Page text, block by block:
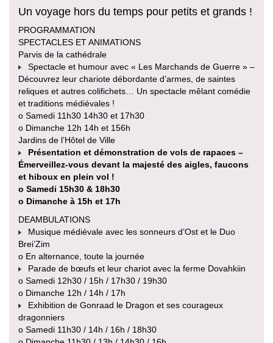
Un voyage hors du temps pour petits et grands !
PROGRAMMATION
SPECTACLES ET ANIMATIONS
Parvis de la cathédrale
Spectacle et humour avec « Les Marchands de Guerre » –
Découvrez leur chariote débordante d’armes, de saintes
reliques et autres colifichets… Un spectacle mêlant comédie
et traditions médiévales !
o Samedi 11h30 14h30 et 17h30
o Dimanche 12h 14h et 156h
Jardins de l’Hôtel de Ville
Présentation et démonstration de vols de rapaces –
Émerveillez-vous devant la majesté des aigles, faucons
et hiboux en plein vol !
o Samedi 15h30 & 18h30
o Dimanche à 15h et 17h
DEAMBULATIONS
Musique médiévale avec les sonneurs d’Ost et le Duo
Brei’Zim
o En alternance, toute la journée
Parade de bœufs et leur chariot avec la ferme Dovahkiin
o Samedi 12h30 / 15h / 17h30 / 19h30
o Dimanche 12h / 14h / 17h
Exhibition de Gonraad le Dragon et ses courageux
dragonniers
o Samedi 11h30 / 14h / 16h / 18h30